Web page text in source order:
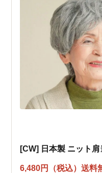
[CW] 日本製 ニット
6,480円（税込）送料